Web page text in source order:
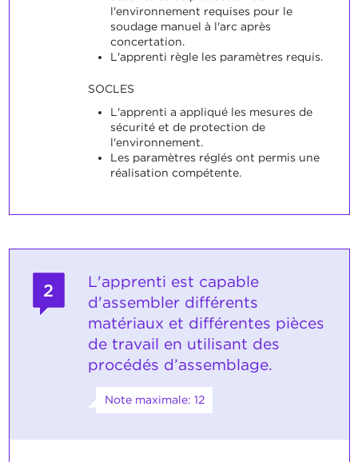
l'environnement requises pour le
soudage manuel à l'arc après
concertation.
L'apprenti règle les paramètres requis.
SOCLES
L'apprenti a appliqué les mesures de
sécurité et de protection de
l'environnement.
Les paramètres réglés ont permis une
réalisation compétente.
2
L'apprenti est capable
d'assembler différents
matériaux et différentes pièces
de travail en utilisant des
procédés d’assemblage.
Note maximale: 12